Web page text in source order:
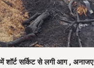
शॉर्ट सर्किट से लगी आग ,
Newly Launched Wave
SHOP NOW
Lite 5G (Blue Tide, 6GB